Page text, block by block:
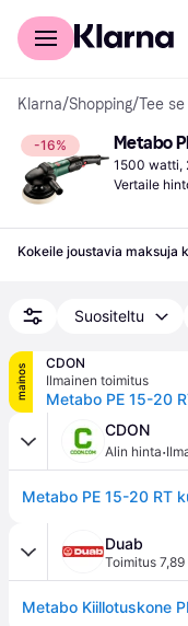
Kuluttajille
Klarna/Shopping/Tee
-16% Metabo
1500 watti,
Vertaile
Kokeile joustavia maksuja
Suositeltu
mainos
CDON
Ilmainen toimitus
CDON
Alin hinta·
Metabo PE 15-20 RT
Duab
Toimitus 7,89
Metabo Kiillotuskone